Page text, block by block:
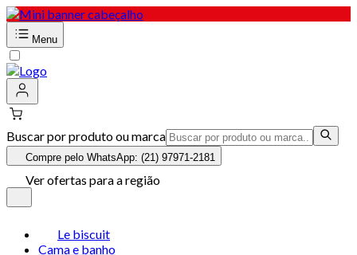
Menu
Buscar por produto ou marca
Compre pelo WhatsApp: (21) 97971-2181
Ver ofertas para a região
Le biscuit
Cama e banho